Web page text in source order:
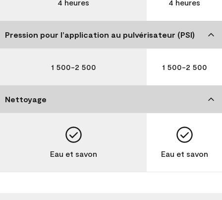
4 heures 4 heures
Pression pour l’application au pulvérisateur (PSI)
1 500-2 500 1 500-2 500
Nettoyage
Eau et savon Eau et savon